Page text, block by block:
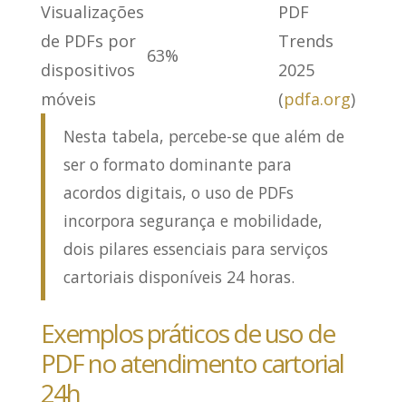
Visualizações
de PDFs por
dispositivos
móveis
63%
PDF
Trends
2025
(pdfa.org)
Nesta tabela, percebe-se que além de
ser o formato dominante para
acordos digitais, o uso de PDFs
incorpora segurança e mobilidade,
dois pilares essenciais para serviços
cartoriais disponíveis 24 horas.
Exemplos práticos de uso de
PDF no atendimento cartorial
24h